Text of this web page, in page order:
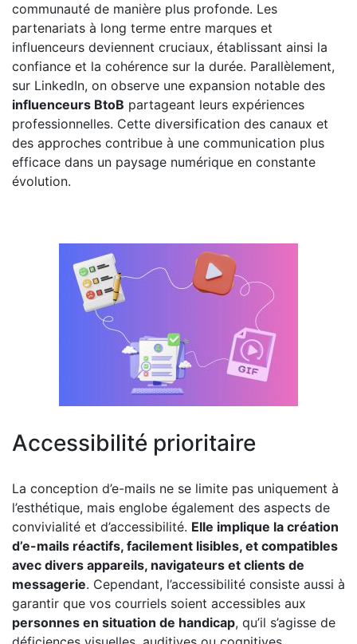
communauté de manière plus profonde. Les
partenariats à long terme entre marques et
influenceurs deviennent cruciaux, établissant ainsi la
confiance et la cohérence sur la durée. Parallèlement,
sur LinkedIn, on observe une expansion notable des
influenceurs BtoB partageant leurs expériences
professionnelles. Cette diversification des canaux et
des approches contribue à une communication plus
efficace dans un paysage numérique en constante
évolution.
Accessibilité prioritaire
La conception d’e-mails ne se limite pas uniquement à
l’esthétique, mais englobe également des aspects de
convivialité et d’accessibilité. Elle implique la création
d’e-mails réactifs, facilement lisibles, et compatibles
avec divers appareils, navigateurs et clients de
messagerie. Cependant, l’accessibilité consiste aussi à
garantir que vos courriels soient accessibles aux
personnes en situation de handicap, qu’il s’agisse de